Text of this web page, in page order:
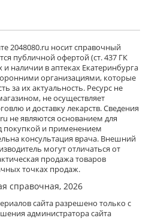
2048080.ru носит справочный
публичной офертой (ст. 437 ГК
наличии в аптеках Екатеринбурга
организациями, которые
за их актуальность. Ресурс не
не осуществляет
и доставку лекарств. Сведения
не являются основанием для
покупкой и применением
консультация врача. Внешний
могут отличаться от
продажа товаров
точках продаж.
справочная, 2026
сайта разрешено только с
администратора сайта